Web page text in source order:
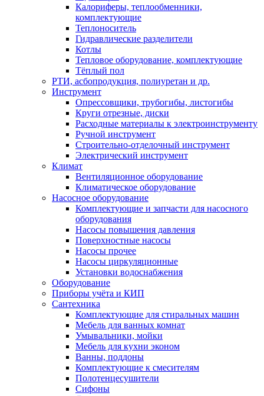
Калориферы, теплообменники,
комплектующие
Теплоноситель
Гидравлические разделители
Котлы
Тепловое оборудование, комплектующие
Тёплый пол
РТИ, асбопродукция, полиуретан и др.
Инструмент
Опрессовщики, трубогибы, листогибы
Круги отрезные, диски
Расходные материалы к электроинструменту
Ручной инструмент
Строительно-отделочный инструмент
Электрический инструмент
Климат
Вентиляционное оборудование
Климатическое оборудование
Насосное оборудование
Комплектующие и запчасти для насосного
оборудования
Насосы повышения давления
Поверхностные насосы
Насосы прочее
Насосы циркуляционные
Установки водоснабжения
Оборудование
Приборы учёта и КИП
Сантехника
Комплектующие для стиральных машин
Мебель для ванных комнат
Умывальники, мойки
Мебель для кухни эконом
Ванны, поддоны
Комплектующие к смесителям
Полотенцесушители
Сифоны